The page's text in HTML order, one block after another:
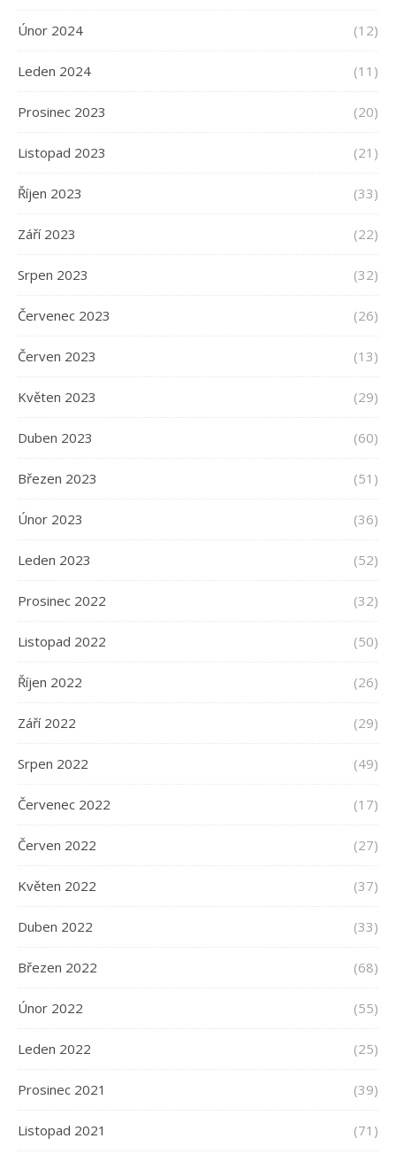
Únor 2024 (12)
Leden 2024 (11)
Prosinec 2023 (20)
Listopad 2023 (21)
Říjen 2023 (33)
Září 2023 (22)
Srpen 2023 (32)
Červenec 2023 (26)
Červen 2023 (13)
Květen 2023 (29)
Duben 2023 (60)
Březen 2023 (51)
Únor 2023 (36)
Leden 2023 (52)
Prosinec 2022 (32)
Listopad 2022 (50)
Říjen 2022 (26)
Září 2022 (29)
Srpen 2022 (49)
Červenec 2022 (17)
Červen 2022 (27)
Květen 2022 (37)
Duben 2022 (33)
Březen 2022 (68)
Únor 2022 (55)
Leden 2022 (25)
Prosinec 2021 (39)
Listopad 2021 (71)